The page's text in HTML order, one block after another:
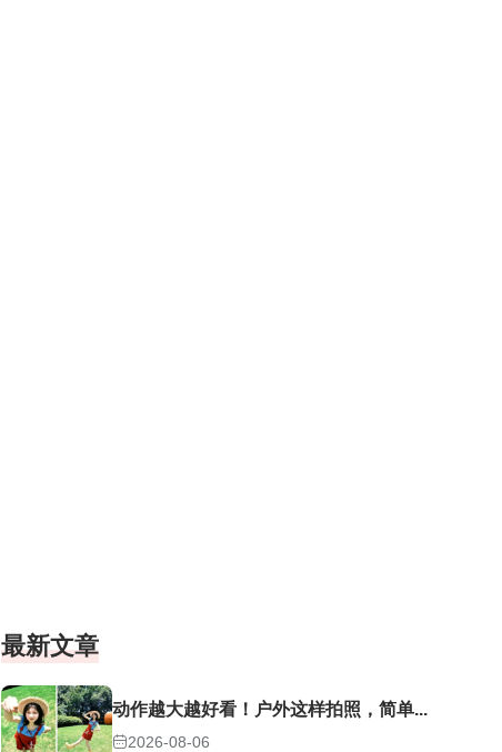
最新文章
动作越大越好看！户外这样拍照，简单...
2026-08-06